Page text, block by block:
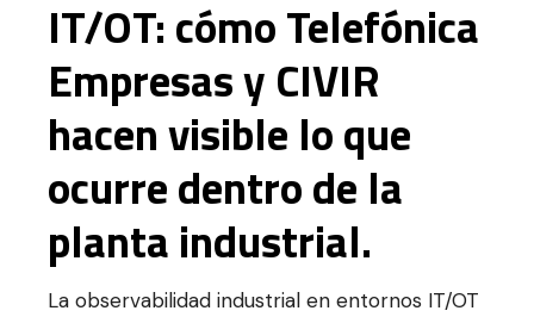
IT/OT: cómo Telefónica
Empresas y CIVIR
hacen visible lo que
ocurre dentro de la
planta industrial.
La observabilidad industrial en entornos IT/OT